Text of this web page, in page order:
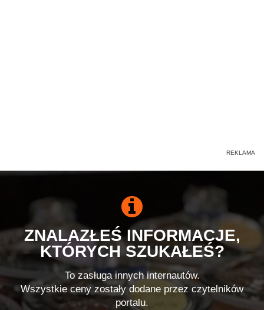
ZNALAZŁEŚ INFORMACJE,
KTÓRYCH SZUKAŁEŚ?
To zasługa innych internautów.
Wszystkie ceny zostały dodane przez czytelników
portalu.